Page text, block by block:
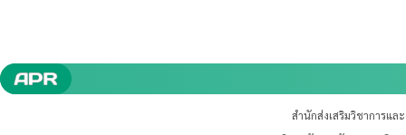
สำนักส่งเสริมวิชาการแ